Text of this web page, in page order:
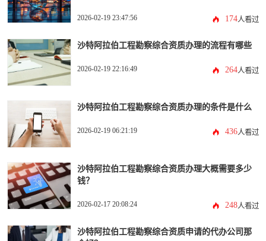
2026-02-19 23:47:56 174人看过
沙特阿拉伯工程勘察综合资质办理的流程有哪些
2026-02-19 22:16:49 264人看过
沙特阿拉伯工程勘察综合资质办理的条件是什么
2026-02-19 06:21:19 436人看过
沙特阿拉伯工程勘察综合资质办理大概需要多少
钱？
2026-02-17 20:08:24 248人看过
沙特阿拉伯工程勘察综合资质申请的代办公司那